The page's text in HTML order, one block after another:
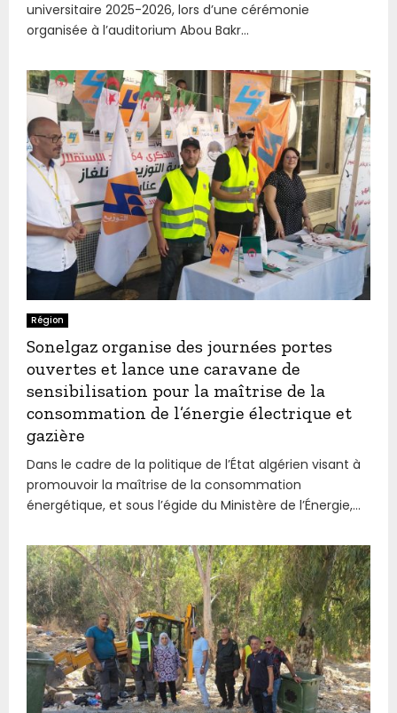
universitaire 2025-2026, lors d’une cérémonie
organisée à l’auditorium Abou Bakr...
Région
Sonelgaz organise des journées portes
ouvertes et lance une caravane de
sensibilisation pour la maîtrise de la
consommation de l’énergie électrique et
gazière
Dans le cadre de la politique de l’État algérien visant à
promouvoir la maîtrise de la consommation
énergétique, et sous l’égide du Ministère de l’Énergie,...